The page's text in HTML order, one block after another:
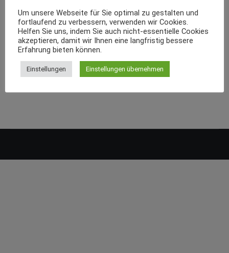
Um unsere Webseite für Sie optimal zu gestalten und
fortlaufend zu verbessern, verwenden wir Cookies.
Helfen Sie uns, indem Sie auch nicht-essentielle Cookies
akzeptieren, damit wir Ihnen eine langfristig bessere
Erfahrung bieten können.
Einstellungen Einstellungen übernehmen